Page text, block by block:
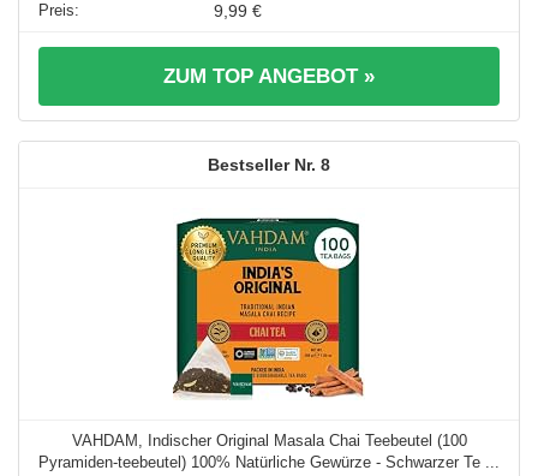
9,99 €
ZUM TOP ANGEBOT »
8
VAHDAM, Indischer Original Masala Chai Teebeutel (100
Pyramiden-teebeutel) 100% Natürliche Gewürze - Schwarzer Te ...